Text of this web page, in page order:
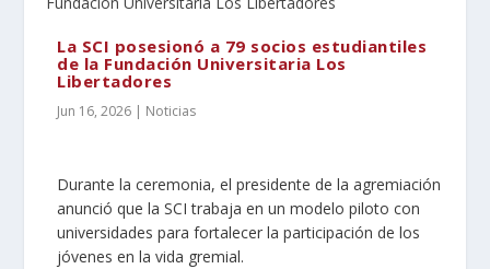
La SCI posesionó a 79 socios estudiantiles
de la Fundación Universitaria Los
Libertadores
Jun 16, 2026 | Noticias
Durante la ceremonia, el presidente de la agremiación
anunció que la SCI trabaja en un modelo piloto con
universidades para fortalecer la participación de los
jóvenes en la vida gremial.